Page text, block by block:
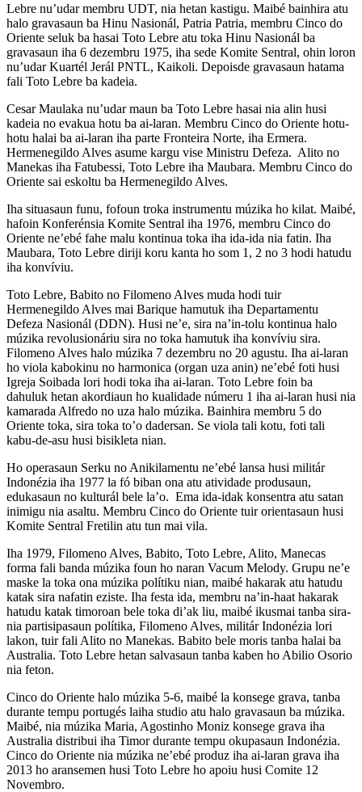
Lebre nu’udar membru UDT, nia hetan kastigu. Maibé bainhira atu
halo gravasaun ba Hinu Nasionál, Patria Patria, membru Cinco do
Oriente seluk ba hasai Toto Lebre atu toka Hinu Nasionál ba
gravasaun iha 6 dezembru 1975, iha sede Komite Sentral, ohin loron
nu’udar Kuartél Jerál PNTL, Kaikoli. Depoisde gravasaun hatama
fali Toto Lebre ba kadeia.
Cesar Maulaka nu’udar maun ba Toto Lebre hasai nia alin husi
kadeia no evakua hotu ba ai-laran. Membru Cinco do Oriente hotu-
hotu halai ba ai-laran iha parte Fronteira Norte, iha Ermera.
Hermenegildo Alves asume kargu vise Ministru Defeza. Alito no
Manekas iha Fatubessi, Toto Lebre iha Maubara. Membru Cinco do
Oriente sai eskoltu ba Hermenegildo Alves.
Iha situasaun funu, fofoun troka instrumentu múzika ho kilat. Maibé,
hafoin Konferénsia Komite Sentral iha 1976, membru Cinco do
Oriente ne’ebé fahe malu kontinua toka iha ida-ida nia fatin. Iha
Maubara, Toto Lebre diriji koru kanta ho som 1, 2 no 3 hodi hatudu
iha konvíviu.
Toto Lebre, Babito no Filomeno Alves muda hodi tuir
Hermenegildo Alves mai Barique hamutuk iha Departamentu
Defeza Nasionál (DDN). Husi ne’e, sira na’in-tolu kontinua halo
múzika revolusionáriu sira no toka hamutuk iha konvíviu sira.
Filomeno Alves halo múzika 7 dezembru no 20 agustu. Iha ai-laran
ho viola kabokinu no harmonica (organ uza anin) ne’ebé foti husi
Igreja Soibada lori hodi toka iha ai-laran. Toto Lebre foin ba
dahuluk hetan akordiaun ho kualidade númeru 1 iha ai-laran husi nia
kamarada Alfredo no uza halo múzika. Bainhira membru 5 do
Oriente toka, sira toka to’o dadersan. Se viola tali kotu, foti tali
kabu-de-asu husi bisikleta nian.
Ho operasaun Serku no Anikilamentu ne’ebé lansa husi militár
Indonézia iha 1977 la fó biban ona atu atividade produsaun,
edukasaun no kulturál bele la’o. Ema ida-idak konsentra atu satan
inimigu nia asaltu. Membru Cinco do Oriente tuir orientasaun husi
Komite Sentral Fretilin atu tun mai vila.
Iha 1979, Filomeno Alves, Babito, Toto Lebre, Alito, Manecas
forma fali banda múzika foun ho naran Vacum Melody. Grupu ne’e
maske la toka ona múzika polítiku nian, maibé hakarak atu hatudu
katak sira nafatin eziste. Iha festa ida, membru na’in-haat hakarak
hatudu katak timoroan bele toka di’ak liu, maibé ikusmai tanba sira-
nia partisipasaun polítika, Filomeno Alves, militár Indonézia lori
lakon, tuir fali Alito no Manekas. Babito bele moris tanba halai ba
Australia. Toto Lebre hetan salvasaun tanba kaben ho Abilio Osorio
nia feton.
Cinco do Oriente halo múzika 5-6, maibé la konsege grava, tanba
durante tempu portugés laiha studio atu halo gravasaun ba múzika.
Maibé, nia múzika Maria, Agostinho Moniz konsege grava iha
Australia distribui iha Timor durante tempu okupasaun Indonézia.
Cinco do Oriente nia múzika ne’ebé produz iha ai-laran grava iha
2013 ho aransemen husi Toto Lebre ho apoiu husi Comite 12
Novembro.